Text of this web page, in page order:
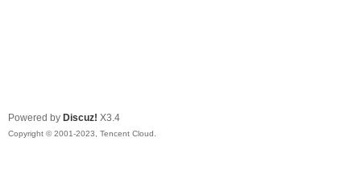
Powered by Discuz! X3.4
Copyright © 2001-2023, Tencent Cloud.